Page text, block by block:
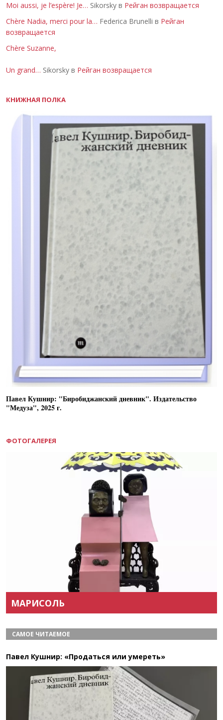
Moi aussi, je l’espère! Je… Sikorsky в Рейган возвращается
Chère Nadia, merci pour la… Federica Brunelli в Рейган
возвращается
Chère Suzanne,
Un grand… Sikorsky в Рейган возвращается
КНИЖНАЯ ПОЛКА
Павел Кушнир: "Биробиджанский дневник". Издательство
"Медуза", 2025 г.
ФОТОГАЛЕРЕЯ
МАРИСОЛЬ
САМОЕ ЧИТАЕМОЕ
Павел Кушнир: «Продаться или умереть»